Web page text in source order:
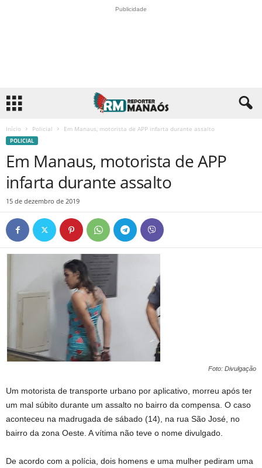
Publicidade
Início Policial Em Manaus, motorista de APP infarta durante assalto
POLICIAL
Em Manaus, motorista de APP
infarta durante assalto
15 de dezembro de 2019
Foto: Divulgação
Um motorista de transporte urbano por aplicativo, morreu após ter
um mal súbito durante um assalto no bairro da compensa. O caso
aconteceu na madrugada de sábado (14), na rua São José, no
bairro da zona Oeste. A vítima não teve o nome divulgado.
De acordo com a polícia, dois homens e uma mulher pediram uma